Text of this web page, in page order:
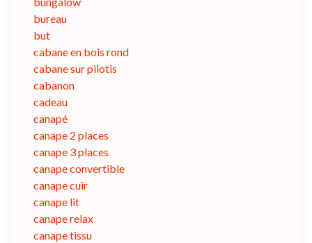
bureau
but
cabane en bois rond
cabane sur pilotis
cabanon
cadeau
canapé
canape 2 places
canape 3 places
canape convertible
canape cuir
canape lit
canape relax
canape tissu